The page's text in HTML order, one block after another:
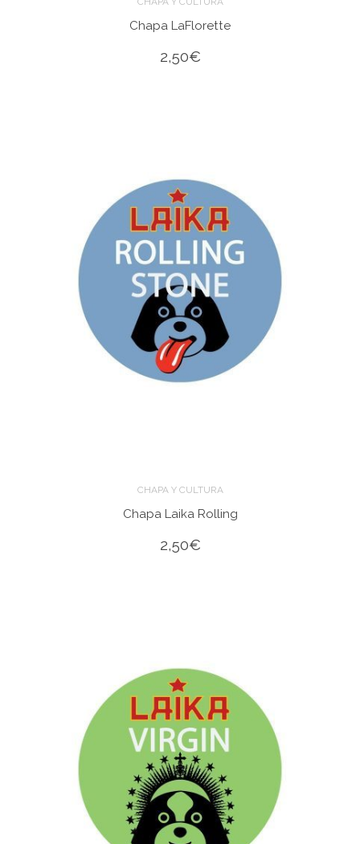
Chapa LaFlorette
2,50€
CHAPA Y CULTURA
Chapa Laika Rolling
2,50€